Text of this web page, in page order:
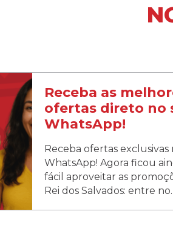
Receba as
ofertas direto no
WhatsApp!
Receba ofertas exclusivas
WhatsApp! Agora ficou
fácil aproveitar as
Rei dos Salvados: entre